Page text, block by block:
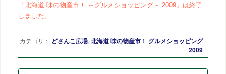
「北海道 味の物産市！ ～グルメショッピング～ 2009」は終了
しました。
カテゴリ： どさんこ広場,北海道 味の物産市！ グルメショッピング
2009